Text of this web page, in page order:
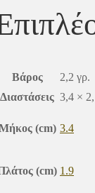
Βάρος
2,2 γρ.
Διαστάσεις 3,4 ×
(cm) 3.4
(cm) 1.9